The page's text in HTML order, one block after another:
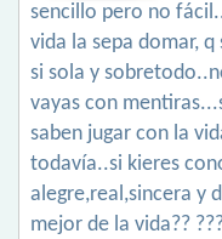
sencillo pero no
vida la sepa domar,
si sola y
vayas con
saben jugar con la
todavía..si kieres
alegre,real,sincera y
mejor de la vida??